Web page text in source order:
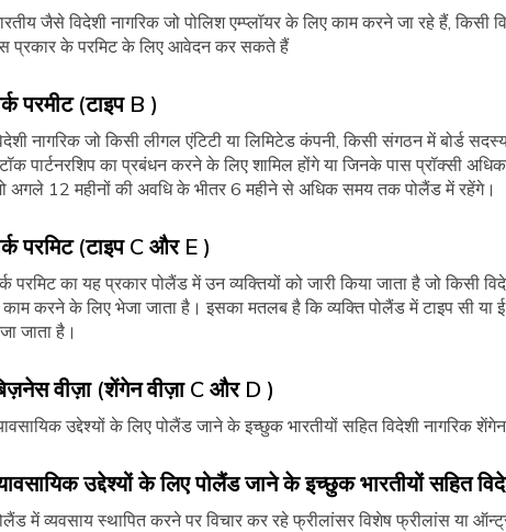
जैसे विदेशी नागरिक जो पोलिश एम्प्लॉयर के लिए काम करने जा रहे हैं, किसी
प्रकार के परमिट के लिए आवेदन कर सकते हैं
परमीट (टाइप B )
नागरिक जो किसी लीगल एंटिटी या लिमिटेड कंपनी, किसी संगठन में बोर्ड
पार्टनरशिप का प्रबंधन करने के लिए शामिल होंगे या जिनके पास प्रॉक्सी
अगले 12 महीनों की अवधि के भीतर 6 महीने से अधिक समय तक पोलैंड में रहेंगे।
परमिट (टाइप C और E )
परमिट का यह प्रकार पोलैंड में उन व्यक्तियों को जारी किया जाता है जो
काम करने के लिए भेजा जाता है। इसका मतलब है कि व्यक्ति पोलैंड में टाइप सी
जाता है।
वीज़ा (शेंगेन वीज़ा C और D )
उद्देश्यों के लिए पोलैंड जाने के इच्छुक भारतीयों सहित विदेशी नागरिक
उद्देश्यों के लिए पोलैंड जाने के इच्छुक भारतीयों सहित
में व्यवसाय स्थापित करने पर विचार कर रहे फ्रीलांसर विशेष फ्रीलांस या